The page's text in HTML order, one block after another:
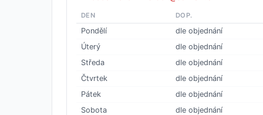
DEN DOP.
Pondělí
dle objednání
Úterý
dle objednání
Středa
dle objednání
Čtvrtek
dle objednání
Pátek
dle objednání
Sobota
dle objednání